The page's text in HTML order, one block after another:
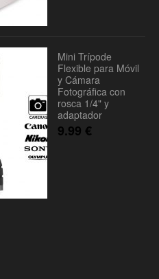
Mini Trípode
Flexible para Móvil
y Cámara
Fotográfica con
rosca 1/4" y
adaptador
9.99 €